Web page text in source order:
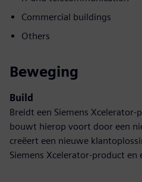
Commercial buildings
Others
Beweging
Build
Breidt een Siemens
bouwt hierop voort door een
creëert een nieuwe
Siemens Xcelerator-product en